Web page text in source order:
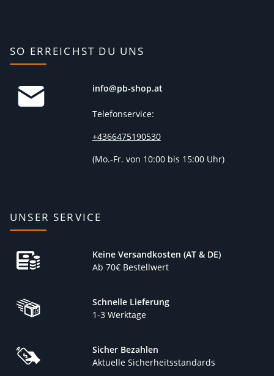
SO ERREICHST DU UNS
info@pb-shop.at
Telefonservice:
+4366475190530
(Mo.-Fr. von 10:00 bis 15:00 Uhr)
UNSER SERVICE
Keine Versandkosten (AT & DE)
Ab 70€ Bestellwert
Schnelle Lieferung
1-3 Werktage
Sicher Bezahlen
Aktuelle Sicherheitsstandards